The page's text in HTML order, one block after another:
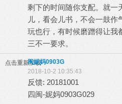
剩下的时间随你支配。就一
儿，看会儿书，不会一鼓
玩也行，有时候磨蹭得让我
三不一要求。
点击重新加载闽妮妈0903G
2018-10-2 10:35:43
反馈: 20181001
四闽-妮妈0903G029